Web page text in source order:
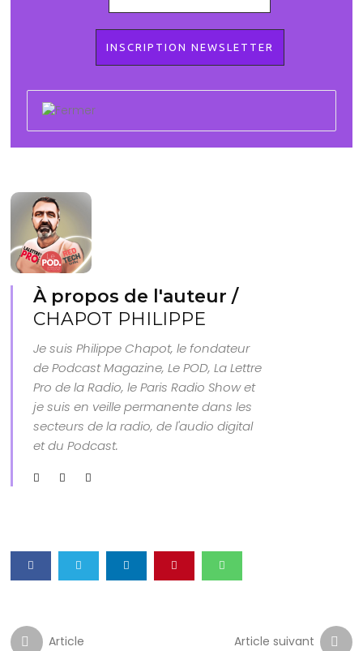
À propos de l'auteur /
CHAPOT PHILIPPE
Je suis Philippe Chapot, le fondateur
de Podcast Magazine, Le POD, La Lettre
Pro de la Radio, le Paris Radio Show et
je suis en veille permanente dans les
secteurs de la radio, de l'audio digital
et du Podcast.
Article
Article suivant